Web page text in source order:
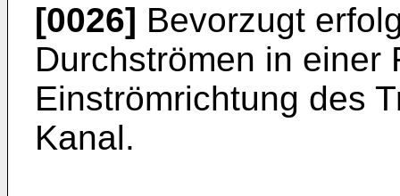
[0026] Bevorzugt
Durchströmen in einer
Einströmrichtung des
Kanal.